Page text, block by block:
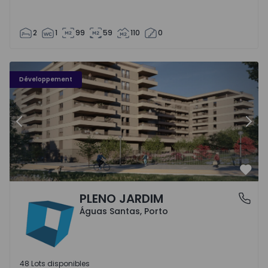
2 1 99 59 110 0
Développement
PLENO JARDIM - 3
Précédent
Águas Santas, PortoPLENO JARDIM
Águas Santas, Porto
48 Lots disponibles